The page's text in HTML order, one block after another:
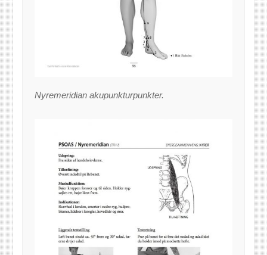
Nyremeridian akupunkturpunkter.